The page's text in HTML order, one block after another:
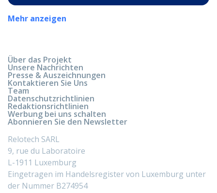
Mehr anzeigen
Über das Projekt
Unsere Nachrichten
Presse & Auszeichnungen
Kontaktieren Sie Uns
Team
Datenschutzrichtlinien
Redaktionsrichtlinien
Werbung bei uns schalten
Abonnieren Sie den Newsletter
Relotech SARL
9, rue du Laboratoire
L-1911 Luxemburg
Eingetragen im Handelsregister von Luxemburg unter
der Nummer B274954